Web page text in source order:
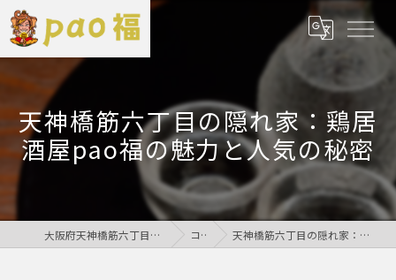
天神橋筋六丁目の隠れ家：鶏居
酒屋pao福の魅力と人気の秘密
大阪府天神橋筋六丁目の居酒屋なら鶏居酒屋pao福 コラム 天神橋筋六丁目の隠れ家：鶏居酒屋pao福の魅力と人気の秘密